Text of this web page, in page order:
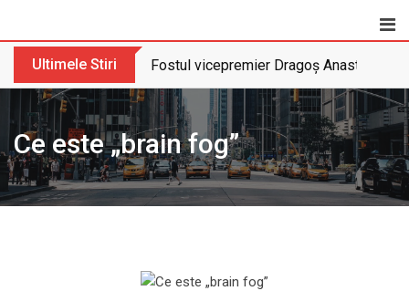
Ultimele Stiri Fostul vicepremier Dragoș Anastasiu
Ce este „brain fog”